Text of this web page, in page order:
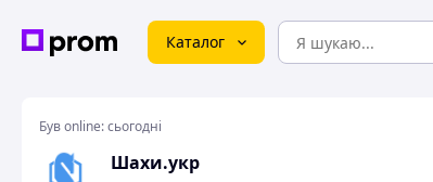
Каталог
Був online:сьогодні
Шахи.укр